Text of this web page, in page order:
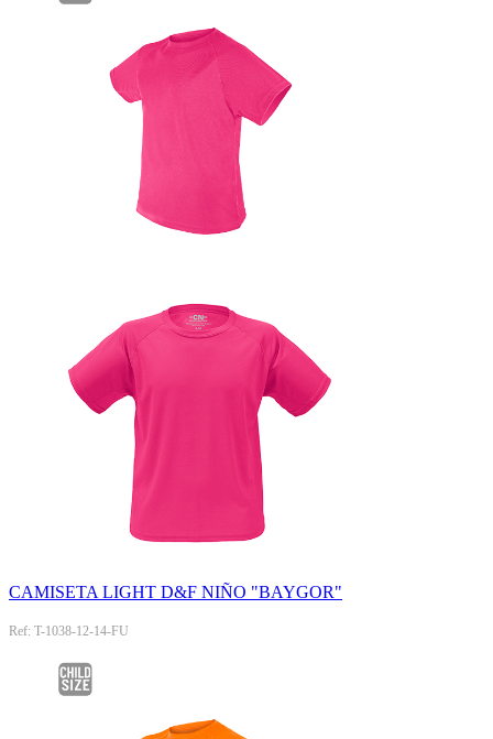
CAMISETA LIGHT D&F NIÑO "BAYGOR"
Ref: T-1038-12-14-FU